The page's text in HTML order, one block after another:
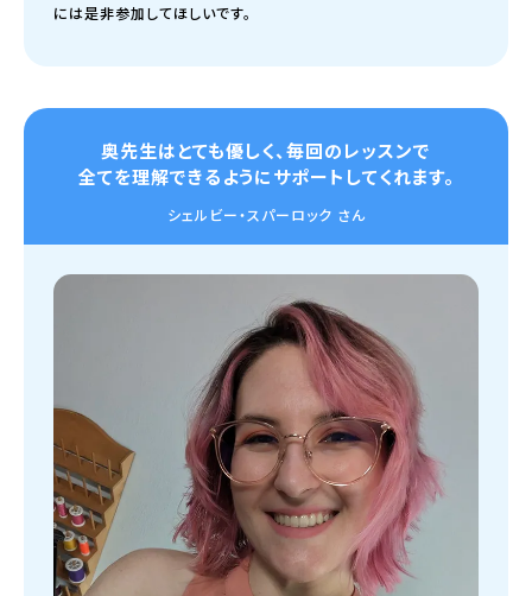
には是非参加してほしいです。
奥先生はとても優しく、毎回のレッスンで
全てを理解できるようにサポートしてくれます。
シェルビー・スパーロック さん